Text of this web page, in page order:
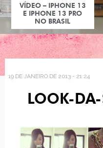
VÍDEO – IPHONE 13
E IPHONE 13 PRO
NO BRASIL
19 DE JANEIRO DE 2013 - 21:24
LOOK-